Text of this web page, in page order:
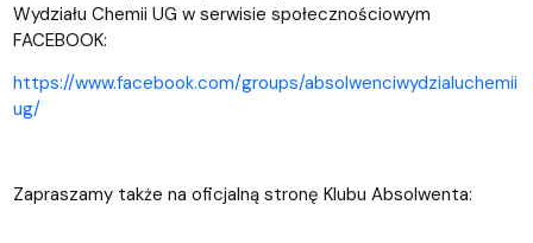
Wydziału Chemii UG w serwisie społecznościowym
FACEBOOK:
https://www.facebook.com/groups/absolwenciwydzialuchemii
ug/
Zapraszamy także na oficjalną stronę Klubu Absolwenta: